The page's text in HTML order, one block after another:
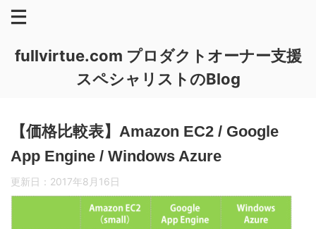
fullvirtue.com プロダクトオーナー支援
スペシャリストのBlog
【価格比較表】Amazon EC2 / Google
App Engine / Windows Azure
更新日： 2017年8月16日